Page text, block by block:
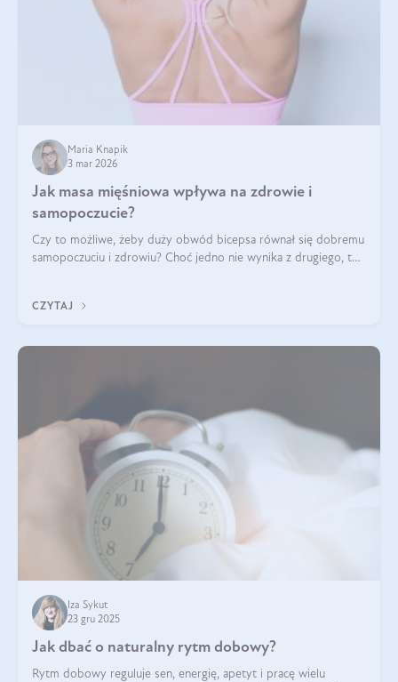
Maria Knapik
3 mar 2026
Jak masa mięśniowa wpływa na zdrowie i
samopoczucie?
Czy to możliwe, żeby duży obwód bicepsa równał się dobremu
samopoczuciu i zdrowiu? Choć jedno nie wynika z drugiego, to
wyjaśnimy.
CZYTAJ
Iza Sykut
23 gru 2025
Jak dbać o naturalny rytm dobowy?
Rytm dobowy reguluje sen, energię, apetyt i pracę wielu